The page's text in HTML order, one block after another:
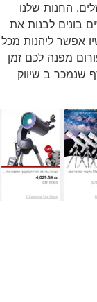
החנות שלנו
בונים לבנות את
אפשר ליהנות מכל
מפנה לכם זמן
שנמכר ב שיווק